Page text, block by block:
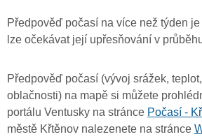
Předpověď počasí na více než týden
lze očekávat její upřesňování v
Předpověď počasí (vývoj srážek,
oblačnosti) na mapě si můžete
portálu Ventusky na stránce Počasí -
městě Křtěnov nalezenete na stránce